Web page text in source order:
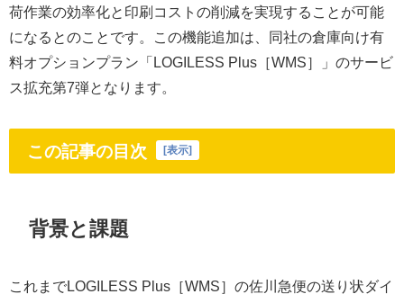
荷作業の効率化と印刷コストの削減を実現することが可能
になるとのことです。この機能追加は、同社の倉庫向け有
料オプションプラン「LOGILESS Plus［WMS］」のサービ
ス拡充第7弾となります。
この記事の目次 [表示]
背景と課題
これまでLOGILESS Plus［WMS］の佐川急便の送り状ダイ